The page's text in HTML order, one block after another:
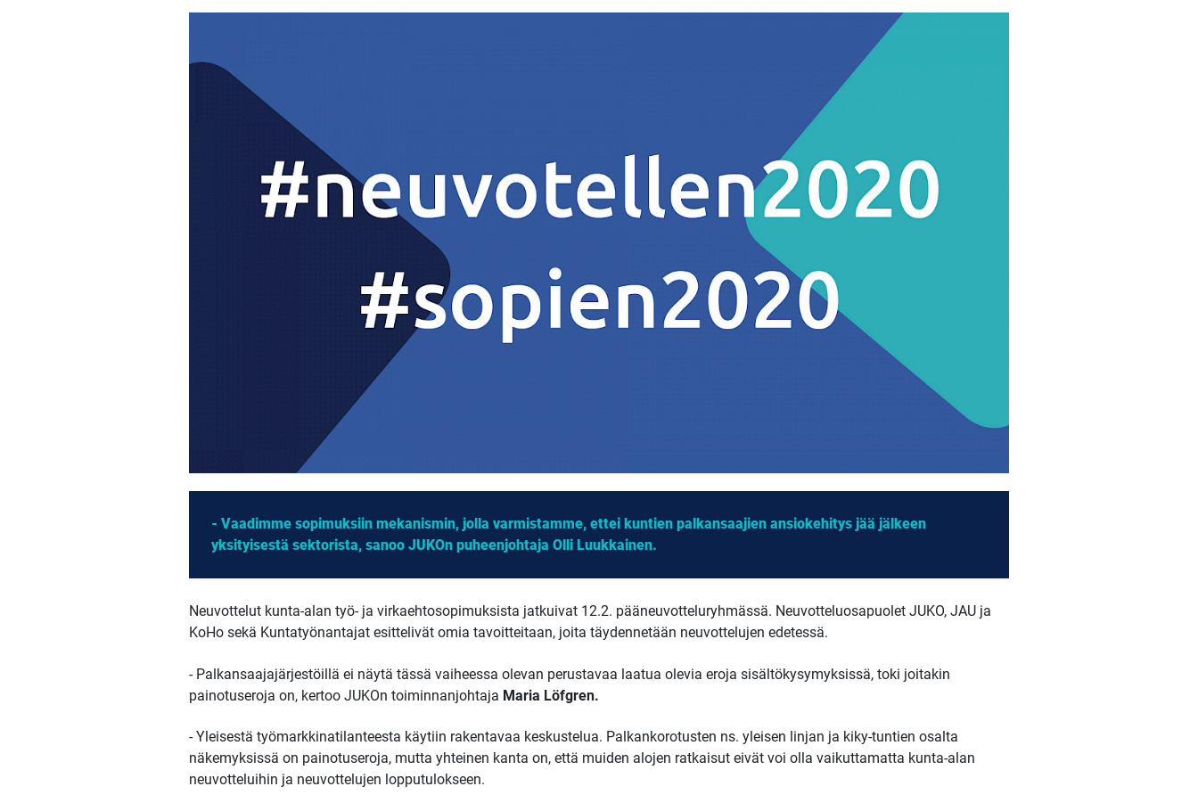
- Vaadimme sopimuksiin mekanismin, jolla varmistamme, ettei kuntien palkansaajien ansiokehitys jää jälkeen
yksityisestä sektorista, sanoo JUKOn puheenjohtaja Olli Luukkainen.
Neuvottelut kunta-alan työ- ja virkaehtosopimuksista jatkuivat 12.2. pääneuvotteluryhmässä. Neuvotteluosapuolet JUKO, JAU ja
KoHo sekä Kuntatyönantajat esittelivät omia tavoitteitaan, joita täydennetään neuvottelujen edetessä.
- Palkansaajajärjestöillä ei näytä tässä vaiheessa olevan perustavaa laatua olevia eroja sisältökysymyksissä, toki joitakin
painotuseroja on, kertoo JUKOn toiminnanjohtaja Maria Löfgren.
- Yleisestä työmarkkinatilanteesta käytiin rakentavaa keskustelua. Palkankorotusten ns. yleisen linjan ja kiky-tuntien osalta
näkemyksissä on painotuseroja, mutta yhteinen kanta on, että muiden alojen ratkaisut eivät voi olla vaikuttamatta kunta-alan
neuvotteluihin ja neuvottelujen lopputulokseen.